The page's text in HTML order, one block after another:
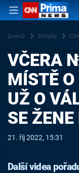
Domů Pořady
VČERA
MÍSTĚ O
UŽ O
SE
21. říj 2022, 15:31
Další videa